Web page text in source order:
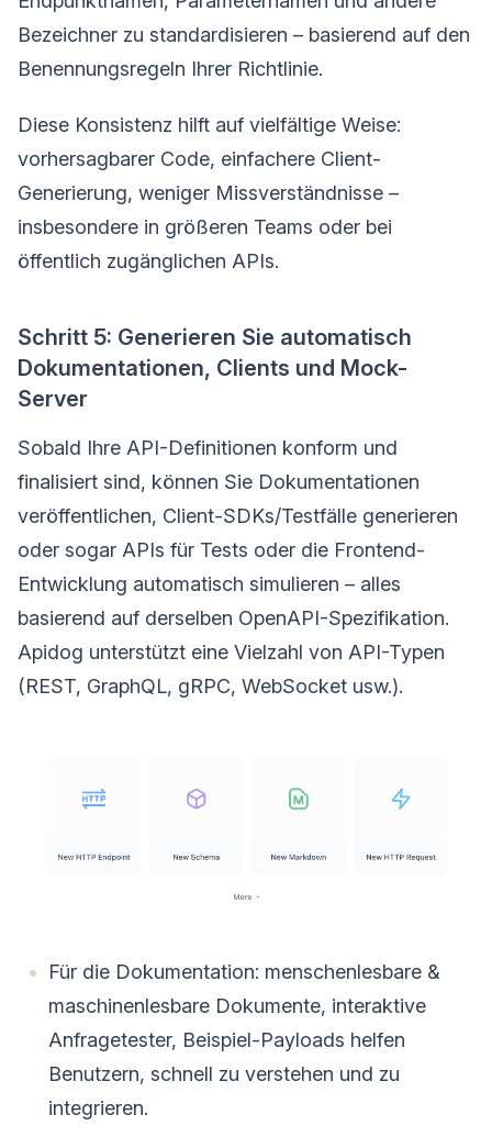
Bezeichner zu standardisieren – basierend auf den
Benennungsregeln Ihrer Richtlinie.
Diese Konsistenz hilft auf vielfältige Weise:
vorhersagbarer Code, einfachere Client-
Generierung, weniger Missverständnisse –
insbesondere in größeren Teams oder bei
öffentlich zugänglichen APIs.
Schritt 5: Generieren Sie automatisch
Dokumentationen, Clients und Mock-
Server
Sobald Ihre API-Definitionen konform und
finalisiert sind, können Sie Dokumentationen
veröffentlichen, Client-SDKs/Testfälle generieren
oder sogar APIs für Tests oder die Frontend-
Entwicklung automatisch simulieren – alles
basierend auf derselben OpenAPI-Spezifikation.
Apidog unterstützt eine Vielzahl von API-Typen
(REST, GraphQL, gRPC, WebSocket usw.).
Für die Dokumentation: menschenlesbare &
maschinenlesbare Dokumente, interaktive
Anfragetester, Beispiel-Payloads helfen
Benutzern, schnell zu verstehen und zu
integrieren.